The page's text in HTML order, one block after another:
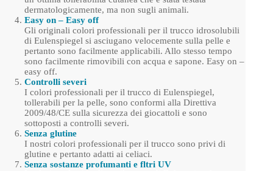
dermatologicamente, ma non sugli animali.
Easy on – Easy off
Gli originali colori professionali per il trucco idrosolubili
di Eulenspiegel si asciugano velocemente sulla pelle e
pertanto sono facilmente applicabili. Allo stesso tempo
sono facilmente rimovibili con acqua e sapone. Easy on –
easy off.
Controlli severi
I colori professionali per il trucco di Eulenspiegel,
tollerabili per la pelle, sono conformi alla Direttiva
2009/48/CE sulla sicurezza dei giocattoli e sono
sottoposti a controlli severi.
Senza glutine
I nostri colori professionali per il trucco sono privi di
glutine e pertanto adatti ai celiaci.
Senza sostanze profumanti e fltri UV